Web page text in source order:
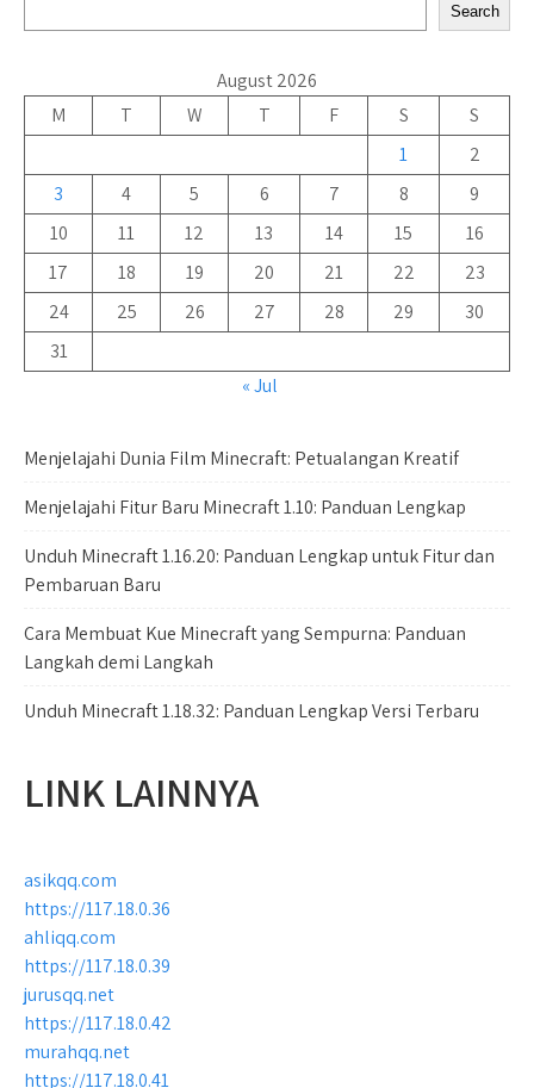
Search
August 2026
M
T W T F S
S
1
2
3
4 5 6 7 8
9
10
11 12 13 14 15
16
17
18 19 20 21 22
23
24
25 26 27 28 29
30
31
« Jul
Menjelajahi Dunia Film Minecraft: Petualangan Kreatif
Menjelajahi Fitur Baru Minecraft 1.10: Panduan Lengkap
Unduh Minecraft 1.16.20: Panduan Lengkap untuk Fitur dan
Pembaruan Baru
Cara Membuat Kue Minecraft yang Sempurna: Panduan
Langkah demi Langkah
Unduh Minecraft 1.18.32: Panduan Lengkap Versi Terbaru
LINK LAINNYA
asikqq.com
https://117.18.0.36
ahliqq.com
https://117.18.0.39
jurusqq.net
https://117.18.0.42
murahqq.net
https://117.18.0.41